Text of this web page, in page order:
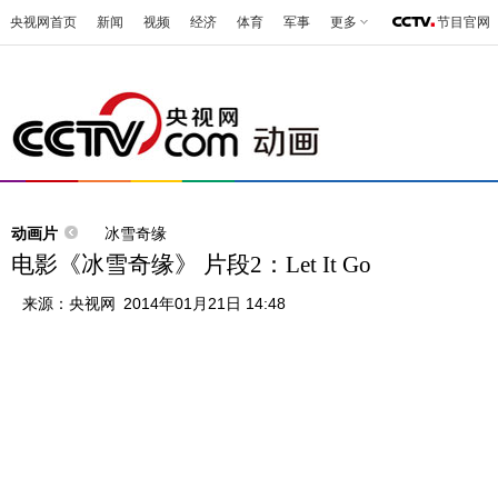
央视网首页 新闻 视频 经济 体育 军事 更多 节目官网
动画片 冰雪奇缘
电影《冰雪奇缘》 片段2：Let It Go
来源： 央视网 2014年01月21日 14:48